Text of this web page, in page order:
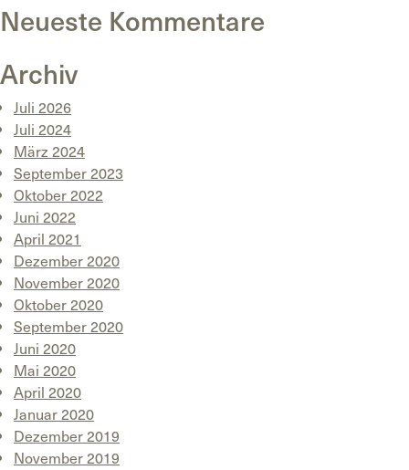
Neueste Kommentare
Archiv
Juli 2026
Juli 2024
März 2024
September 2023
Oktober 2022
Juni 2022
April 2021
Dezember 2020
November 2020
Oktober 2020
September 2020
Juni 2020
Mai 2020
April 2020
Januar 2020
Dezember 2019
November 2019